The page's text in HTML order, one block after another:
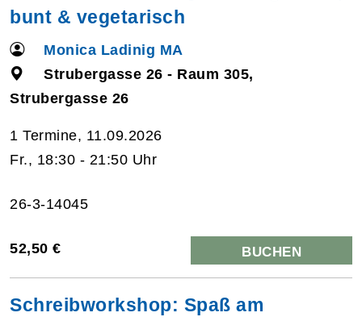
bunt & vegetarisch
Monica Ladinig MA
Strubergasse 26 - Raum 305,
Strubergasse 26
1 Termine, 11.09.2026
Fr., 18:30 - 21:50 Uhr
26-3-14045
52,50 € BUCHEN
Schreibworkshop: Spaß am